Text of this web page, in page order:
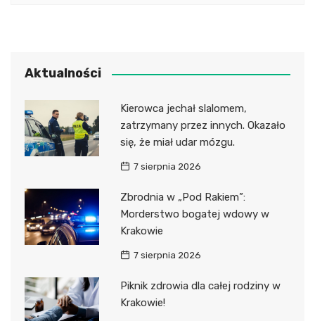
Aktualności
Kierowca jechał slalomem,
zatrzymany przez innych. Okazało
się, że miał udar mózgu.
7 sierpnia 2026
Zbrodnia w „Pod Rakiem”:
Morderstwo bogatej wdowy w
Krakowie
7 sierpnia 2026
Piknik zdrowia dla całej rodziny w
Krakowie!